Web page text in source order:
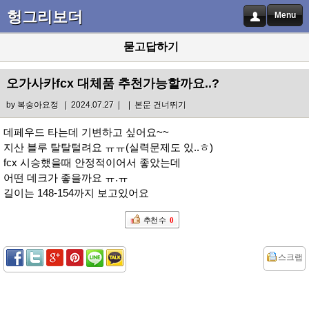
헝그리보더 Menu
묻고답하기
오가사카fcx 대체품 추천가능할까요..?
by 복숭아요정 | 2024.07.27 | | 본문 건너뛰기
데페우드 타는데 기변하고 싶어요~~
지산 블루 탈탈털려요 ㅠㅠ(실력문제도 있..ㅎ)
fcx 시승했을때 안정적이어서 좋았는데
어떤 데크가 좋을까요 ㅠ.ㅠ
길이는 148-154까지 보고있어요
추천 수 0
스크랩